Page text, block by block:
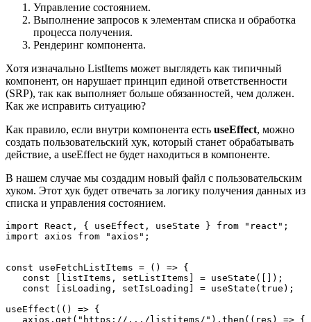
Управление состоянием.
Выполнение запросов к элементам списка и обработка
процесса получения.
Рендеринг компонента.
Хотя изначально ListItems может выглядеть как типичный
компонент, он нарушает принцип единой ответственности
(SRP), так как выполняет больше обязанностей, чем должен.
Как же исправить ситуацию?
Как правило, если внутри компонента есть useEffect, можно
создать пользовательский хук, который станет обрабатывать
действие, а useEffect не будет находиться в компоненте.
В нашем случае мы создадим новый файл с пользовательским
хуком. Этот хук будет отвечать за логику получения данных из
списка и управления состоянием.
import React, { useEffect, useState } from "react";
import axios from "axios";
const useFetchListItems = () => {
   const [listItems, setListItems] = useState([]);
   const [isLoading, setIsLoading] = useState(true);
useEffect(() => {
   axios.get("https://.../listitems/").then((res) => {